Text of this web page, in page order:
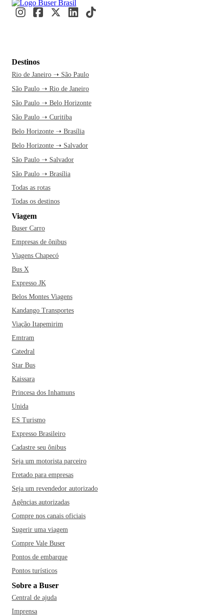
Destinos
Rio de Janeiro ➝ São Paulo
São Paulo ➝ Rio de Janeiro
São Paulo ➝ Belo Horizonte
São Paulo ➝ Curitiba
Belo Horizonte ➝ Brasília
Belo Horizonte ➝ Salvador
São Paulo ➝ Salvador
São Paulo ➝ Brasília
Todas as rotas
Todas os destinos
Viagem
Buser Carro
Empresas de ônibus
Viagens Chapecó
Bus X
Expresso JK
Belos Montes Viagens
Kandango Transportes
Viação Itapemirim
Emtram
Catedral
Star Bus
Kaissara
Princesa dos Inhamuns
Unida
ES Turismo
Expresso Brasileiro
Cadastre seu ônibus
Seja um motorista parceiro
Fretado para empresas
Seja um revendedor autorizado
Agências autorizadas
Compre nos canais oficiais
Sugerir uma viagem
Compre Vale Buser
Pontos de embarque
Pontos turísticos
Sobre a Buser
Central de ajuda
Imprensa